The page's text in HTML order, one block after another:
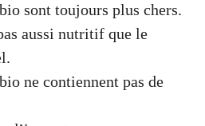
sont toujours plus chers.
aussi nutritif que le
ne contiennent pas de